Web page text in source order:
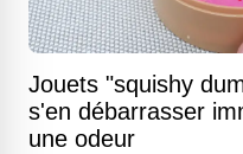
Jouets "squishy
s'en débarrasser
une odeur